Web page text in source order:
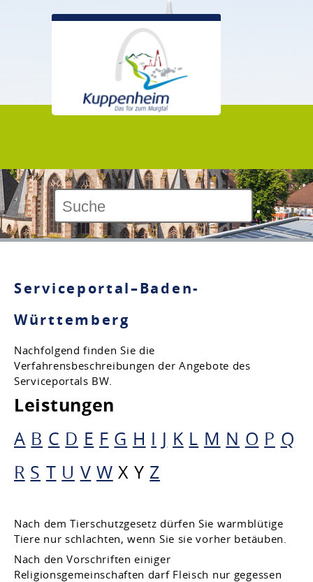
Serviceportal–Baden-
Württemberg
Nachfolgend finden Sie die
Verfahrensbeschreibungen der Angebote des
Serviceportals BW.
Leistungen
A B C D E F G H I J K L M N O P Q
R S T U V W X Y Z
Nach dem Tierschutzgesetz dürfen Sie warmblütige
Tiere nur schlachten, wenn Sie sie vorher betäuben.
Nach den Vorschriften einiger
Religionsgemeinschaften darf Fleisch nur gegessen